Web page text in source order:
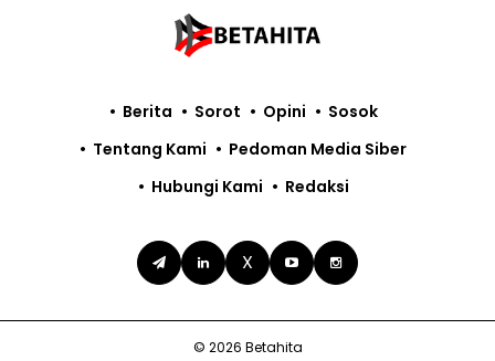
X
Berita Sorot Opini
Sosok
Tentang Kami
Pedoman Media Siber
Hubungi Kami
Redaksi
© 2026 Betahita